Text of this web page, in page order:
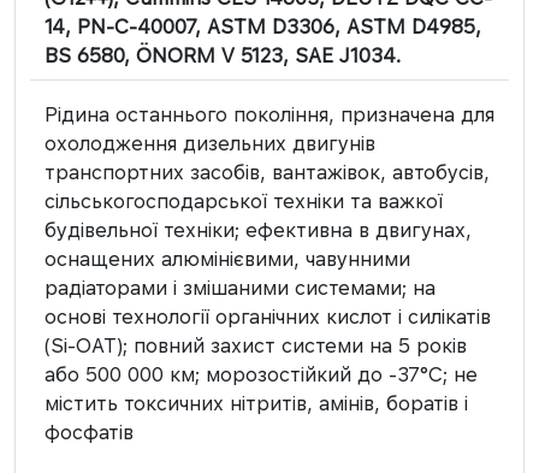
14, PN-C-40007, ASTM D3306, ASTM D4985,
BS 6580, ÖNORM V 5123, SAE J1034.
Рідина останнього покоління, призначена для
охолодження дизельних двигунів
транспортних засобів, вантажівок, автобусів,
сільськогосподарської техніки та важкої
будівельної техніки; ефективна в двигунах,
оснащених алюмінієвими, чавунними
радіаторами і змішаними системами; на
основі технології органічних кислот і силікатів
(Si-OAT); повний захист системи на 5 років
або 500 000 км; морозостійкий до -37°C; не
містить токсичних нітритів, амінів, боратів і
фосфатів